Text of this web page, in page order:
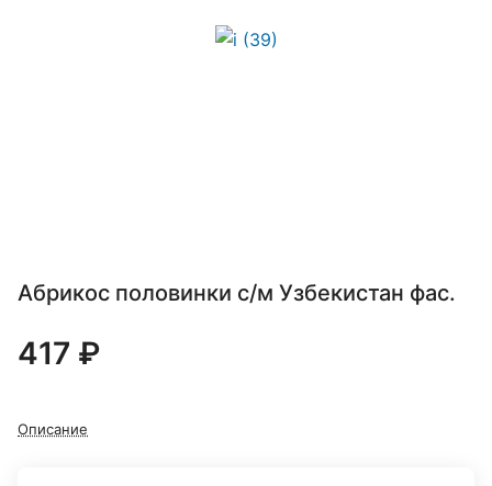
Абрикос половинки с/м Узбекистан фас.
417 ₽
Описание